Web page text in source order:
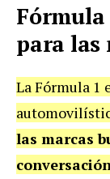
para las
La Fórmula 1
las marcas